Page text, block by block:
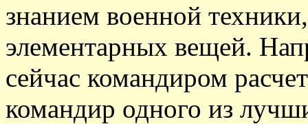
знанием военной
элементарных вещей.
сейчас командиром
командир одного из